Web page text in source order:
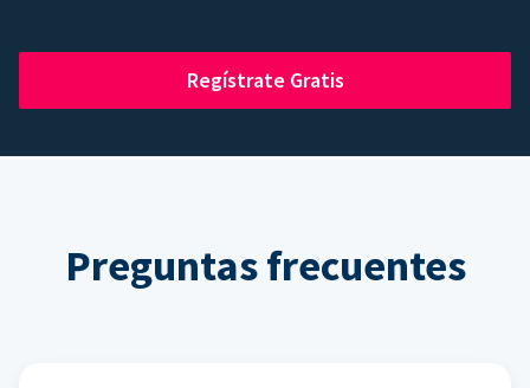
Regístrate Gratis
Preguntas frecuentes